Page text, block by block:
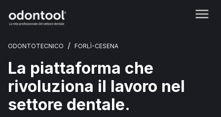
ODONTOTECNICO / FORLÌ-CESENA
La piattaforma che
rivoluziona il lavoro nel
settore dentale.